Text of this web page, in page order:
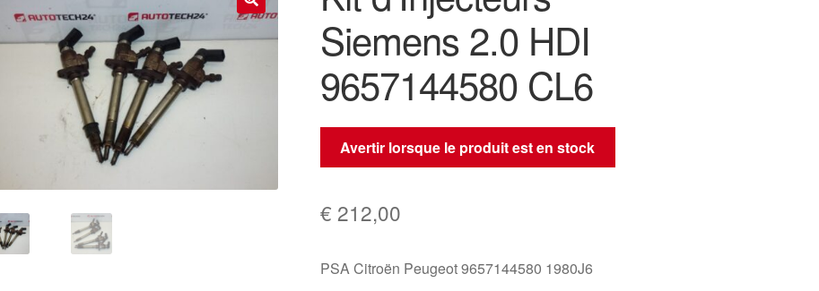
🔍
Siemens 2.0 HDI
9657144580 CL6
Avertir lorsque le produit est en stock
€ 212,00
PSA Citroën Peugeot 9657144580 1980J6